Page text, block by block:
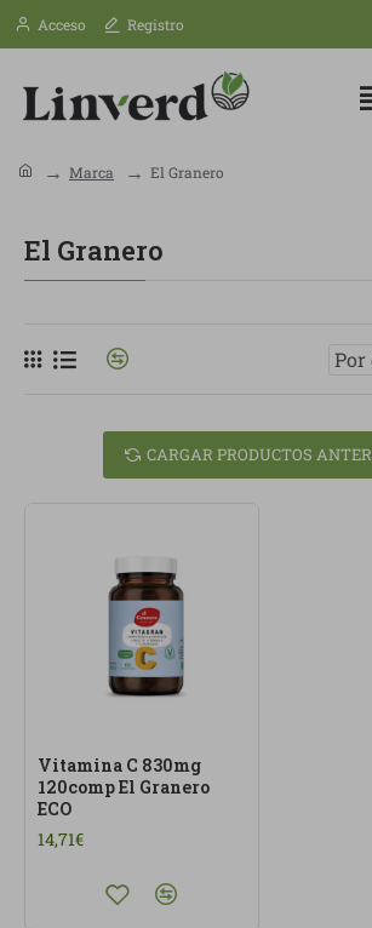
Acceso Registro
Marca El Granero
El Granero
CARGAR PRODUCTOS
Vitamina C 830mg
120comp El Granero
ECO
14,71€